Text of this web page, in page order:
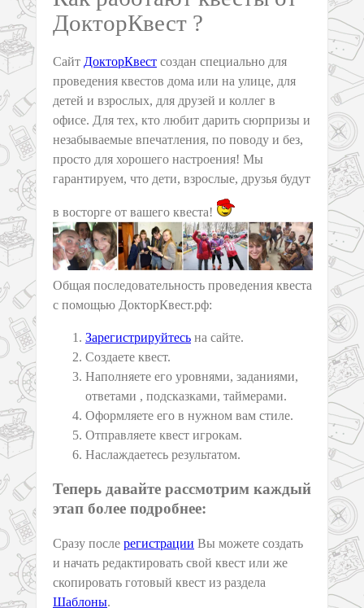
ДокторКвест ?
Сайт ДокторКвест создан специально для
проведения квестов дома или на улице, для
детей и взрослых, для друзей и коллег в
офисе. Для тех, кто любит дарить сюрпризы и
незабываемые впечатления, по поводу и без,
просто для хорошего настроения! Мы
гарантируем, что дети, взрослые, друзья будут
в восторге от вашего квеста!
Общая последовательность проведения квеста
с помощью ДокторКвест.рф:
Зарегистрируйтесь на сайте.
Создаете квест.
Наполняете его уровнями, заданиями,
ответами , подсказками, таймерами.
Оформляете его в нужном вам стиле.
Отправляете квест игрокам.
Наслаждаетесь результатом.
Теперь давайте рассмотрим каждый
этап более подробнее:
Сразу после регистрации Вы можете создать
и начать редактировать свой квест или же
скопировать готовый квест из раздела
Шаблоны.